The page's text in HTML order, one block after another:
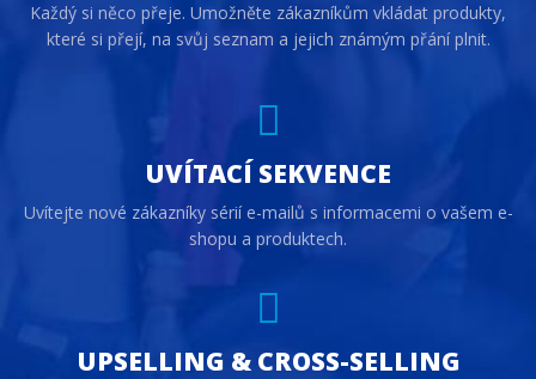
Každý si něco přeje. Umožněte zákazníkům vkládat produkty,
které si přejí, na svůj seznam a jejich známým přání plnit.
UVÍTACÍ SEKVENCE
Uvítejte nové zákazníky sérií e-mailů s informacemi o vašem e-
shopu a produktech.
UPSELLING & CROSS-SELLING